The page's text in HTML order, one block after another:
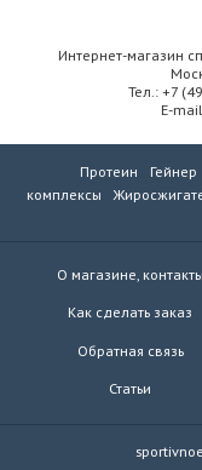
Интернет-магазин
Тел.: +7
E-
Протеин Гейнер
комплексы
О магазине, контакты
Как сделать заказ
Обратная связь
Статьи